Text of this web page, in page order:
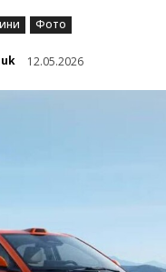
Фото
12.05.2026